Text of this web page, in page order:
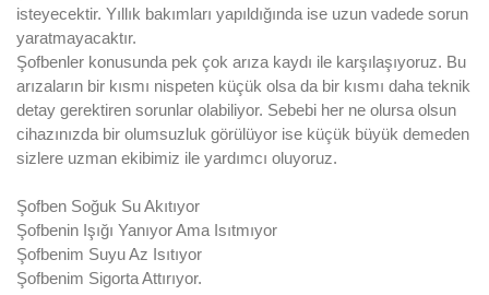
isteyecektir. Yıllık bakımları yapıldığında ise uzun vadede sorun
yaratmayacaktır.
Şofbenler konusunda pek çok arıza kaydı ile karşılaşıyoruz. Bu
arızaların bir kısmı nispeten küçük olsa da bir kısmı daha teknik
detay gerektiren sorunlar olabiliyor. Sebebi her ne olursa olsun
cihazınızda bir olumsuzluk görülüyor ise küçük büyük demeden
sizlere uzman ekibimiz ile yardımcı oluyoruz.
Şofben Soğuk Su Akıtıyor
Şofbenin Işığı Yanıyor Ama Isıtmıyor
Şofbenim Suyu Az Isıtıyor
Şofbenim Sigorta Attırıyor.